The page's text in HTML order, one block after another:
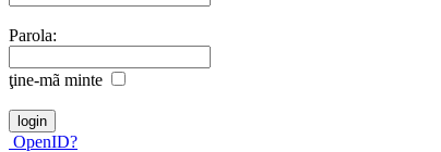
Parola:
ţine-mã minte
OpenID?